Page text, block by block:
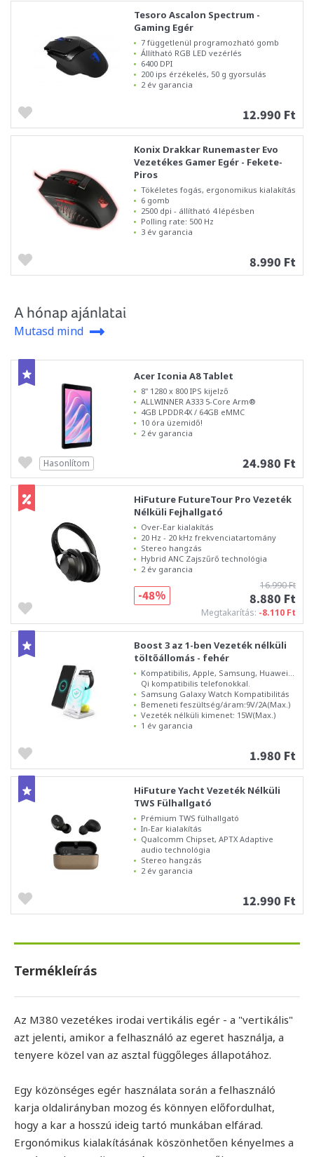
Tesoro Ascalon Spectrum -
Gaming Egér
7 függetlenül programozható gomb
Állítható RGB LED vezérlés
6400 DPI
200 ips érzékelés, 50 g gyorsulás
2 év garancia
12.990 Ft
Konix Drakkar Runemaster Evo
Vezetékes Gamer Egér - Fekete-
Piros
Tökéletes fogás, ergonomikus kialakítás
6 gomb
2500 dpi - állítható 4 lépésben
Polling rate: 500 Hz
3 év garancia
8.990 Ft
A hónap ajánlatai
Mutasd mind
Acer Iconia A8 Tablet
8" 1280 x 800 IPS kijelző
ALLWINNER A333 5-Core Arm®
4GB LPDDR4X / 64GB eMMC
10 óra üzemidő!
2 év garancia
24.980 Ft
Hasonlítom
HiFuture FutureTour Pro Vezeték
Nélküli Fejhallgató
Over-Ear kialakítás
20 Hz - 20 kHz frekvenciatartomány
Stereo hangzás
Hybrid ANC Zajszűrő technológia
2 év garancia
16.990 Ft
8.880 Ft
Megtakarítás: -8.110 Ft
-48%
Boost 3 az 1-ben Vezeték nélküli
töltőállomás - fehér
Kompatibilis, Apple, Samsung, Huawei...
Qi kompatibilis telefonokkal.
Samsung Galaxy Watch Kompatibilitás
Bemeneti feszültség/áram:9V/2A(Max.)
Vezeték nélküli kimenet: 15W(Max.)
1 év garancia
1.980 Ft
HiFuture Yacht Vezeték Nélküli
TWS Fülhallgató
Prémium TWS fülhallgató
In-Ear kialakítás
Qualcomm Chipset, APTX Adaptive
audio technológia
Stereo hangzás
2 év garancia
12.990 Ft
Termékleírás
Az M380 vezetékes irodai vertikális egér - a "vertikális"
azt jelenti, amikor a felhasználó az egeret használja, a
tenyere közel van az asztal függőleges állapotához.
Egy közönséges egér használata során a felhasználó
karja oldalirányban mozog és könnyen előfordulhat,
hogy a kar a hosszú ideig tartó munkában elfárad.
Ergonómikus kialakításának köszönhetően kényelmes a